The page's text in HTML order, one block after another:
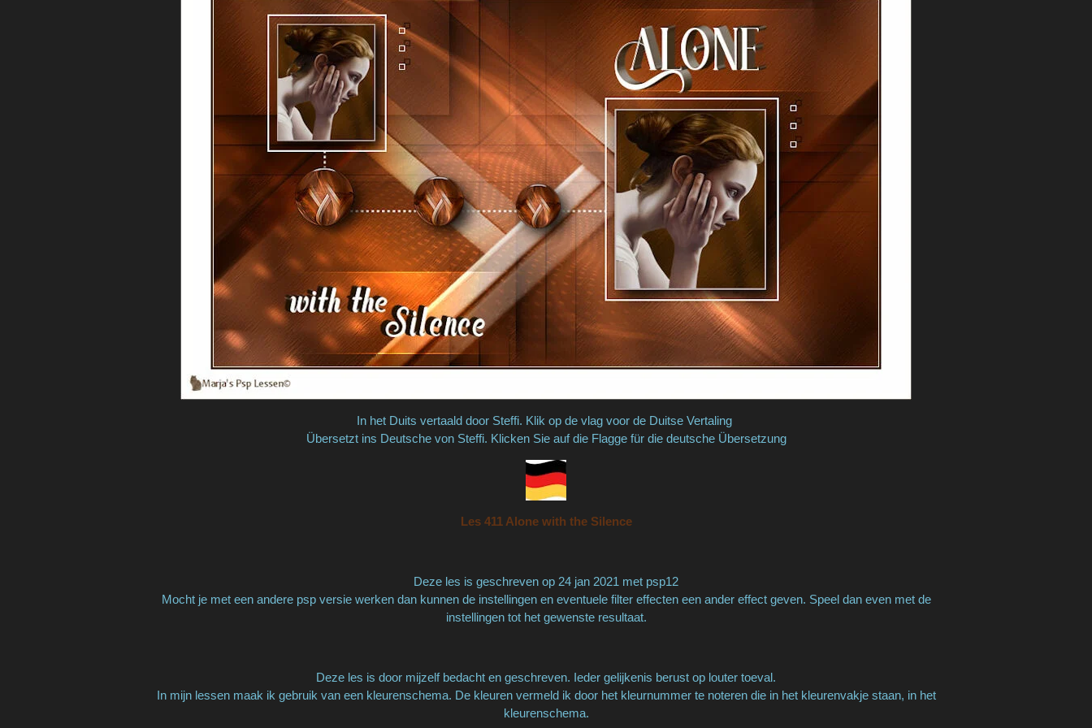
In het Duits vertaald door Steffi. Klik op de vlag voor de Duitse Vertaling
Übersetzt ins Deutsche von Steffi. Klicken Sie auf die Flagge für die deutsche Übersetzung
Les 411 Alone with the Silence
Deze les is geschreven op 24 jan 2021 met psp12
Mocht je met een andere psp versie werken dan kunnen de instellingen en eventuele filter effecten een ander effect geven. Speel dan even met de
instellingen tot het gewenste resultaat.
Deze les is door mijzelf bedacht en geschreven. Ieder gelijkenis berust op louter toeval.
In mijn lessen maak ik gebruik van een kleurenschema. De kleuren vermeld ik door het kleurnummer te noteren die in het kleurenvakje staan, in het
kleurenschema.